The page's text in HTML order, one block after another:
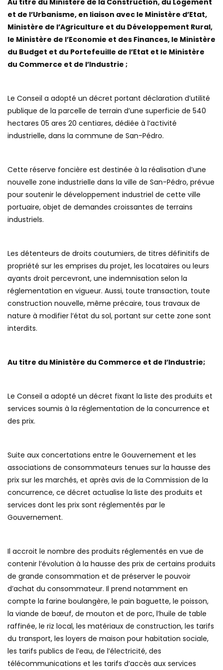
et de l’Urbanisme, en liaison avec le Ministère d’Etat,
Ministère de l’Agriculture et du Développement Rural,
le Ministère de l’Economie et des Finances, le Ministère
du Budget et du Portefeuille de l’Etat et le Ministère
du Commerce et de l’Industrie ;
Le Conseil a adopté un décret portant déclaration d’utilité
publique de la parcelle de terrain d’une superficie de 540
hectares 05 ares 20 centiares, dédiée à l’activité
industrielle, dans la commune de San-Pédro.
Cette réserve foncière est destinée à la réalisation d’une
nouvelle zone industrielle dans la ville de San-Pédro, prévue
pour soutenir le développement industriel de cette ville
portuaire, objet de demandes croissantes de terrains
industriels.
Les détenteurs de droits coutumiers, de titres définitifs de
propriété sur les emprises du projet, les locataires ou leurs
ayants droit percevront, une indemnisation selon la
réglementation en vigueur. Aussi, toute transaction, toute
construction nouvelle, même précaire, tous travaux de
nature à modifier l’état du sol, portant sur cette zone sont
interdits.
Au titre du Ministère du Commerce et de l’Industrie;
Le Conseil a adopté un décret fixant la liste des produits et
services soumis à la réglementation de la concurrence et
des prix.
Suite aux concertations entre le Gouvernement et les
associations de consommateurs tenues sur la hausse des
prix sur les marchés, et après avis de la Commission de la
concurrence, ce décret actualise la liste des produits et
services dont les prix sont réglementés par le
Gouvernement.
Il accroit le nombre des produits réglementés en vue de
contenir l’évolution à la hausse des prix de certains produits
de grande consommation et de préserver le pouvoir
d’achat du consommateur. Il prend notamment en
compte la farine boulangère, le pain baguette, le poisson,
la viande de bœuf, de mouton et de porc, l’huile de table
raffinée, le riz local, les matériaux de construction, les tarifs
du transport, les loyers de maison pour habitation sociale,
les tarifs publics de l’eau, de l’électricité, des
télécommunications et les tarifs d’accès aux services